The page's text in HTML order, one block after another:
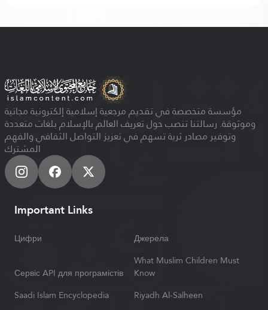
مؤسسة متخصصة في تقديم مرجعية إسلامية إلكترونية مجانية
وموثوقة. رسالتنا تنصب حول تعريف العالم بالإسلام بلغات متعددة
وتوفير مصادر ثرية تسهم في تعزيز التواصل الثقافي والفهم
المشترك
Important Links
Цифри Джерела
Сервіс API для програмістів
What Muslim Children Must
Know
Saadi Islam Encyclopedia
Riyadh Al-Salheen